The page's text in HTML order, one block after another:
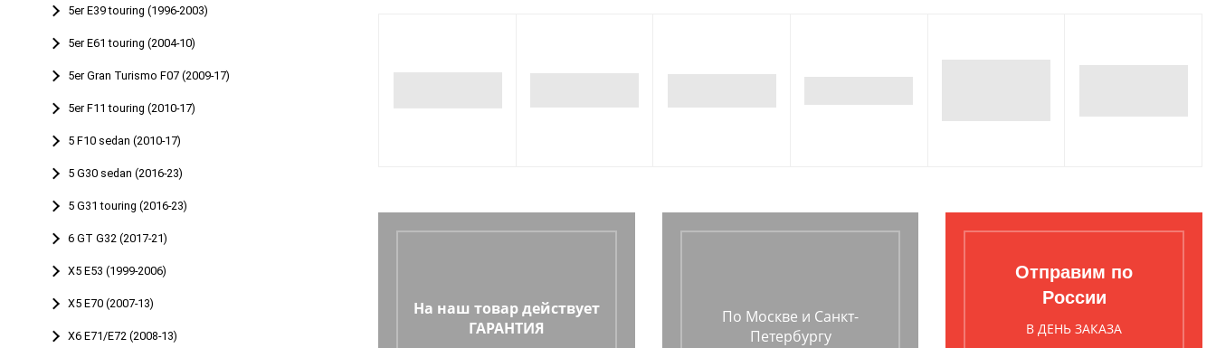
5er E39 touring (1996-2003)
5er E61 touring (2004-10)
5er Gran Turismo F07 (2009-17)
5er F11 touring (2010-17)
5 F10 sedan (2010-17)
5 G30 sedan (2016-23)
5 G31 touring (2016-23)
6 GT G32 (2017-21)
X5 E53 (1999-2006)
X5 E70 (2007-13)
X6 E71/E72 (2008-13)
На наш товар действует
ГАРАНТИЯ
По Москве и Санкт-
Петербургу
Отправим по
России
В ДЕНЬ ЗАКАЗА